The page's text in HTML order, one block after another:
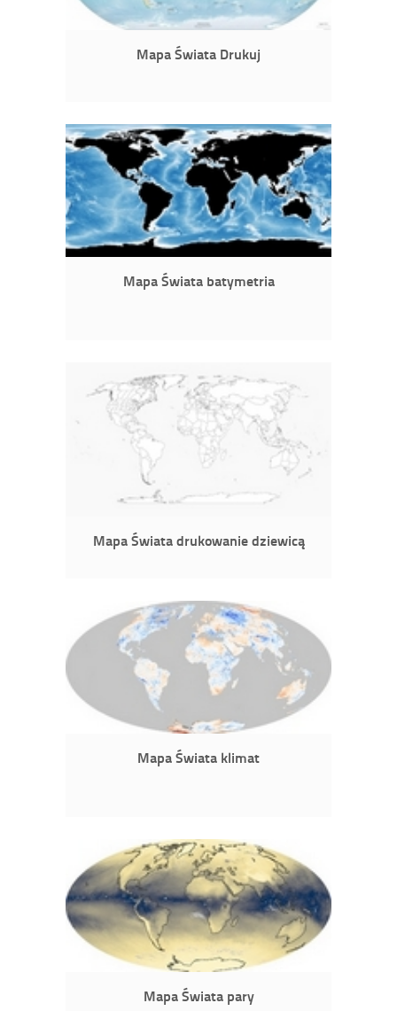
Mapa Świata Drukuj
Mapa Świata batymetria
Mapa Świata drukowanie dziewicą
Mapa Świata klimat
Mapa Świata pary